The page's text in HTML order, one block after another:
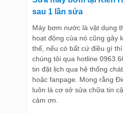
sau 1 lần sửa
Máy bơm nước là vật dụng
hoạt động của nó cũng gây
thế, nếu có bất cứ điều gì
chúng tôi qua hotline
tin đặt lịch qua hệ thống
hoặc fanpage. Mong rằng
luôn là cơ sở sửa chữa tin
cảm ơn.